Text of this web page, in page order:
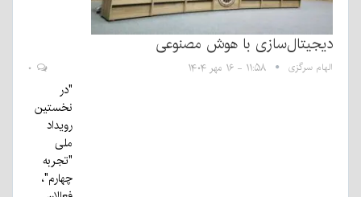
دیجیتال‌سازی با هوش مصنوعی
الهام سرگزی ۱۱:۵۸ - ۱۶ مهر ۱۴۰۴
"در
نخستین
رویداد
ملی
"تجربه
چهارم"،